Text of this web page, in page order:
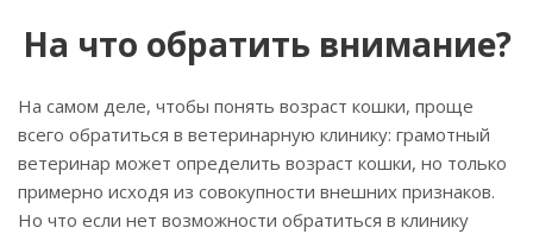
На что обратить внимание?
На самом деле, чтобы понять возраст кошки, проще
всего обратиться в ветеринарную клинику: грамотный
ветеринар может определить возраст кошки, но только
примерно исходя из совокупности внешних признаков.
Но что если нет возможности обратиться в клинику